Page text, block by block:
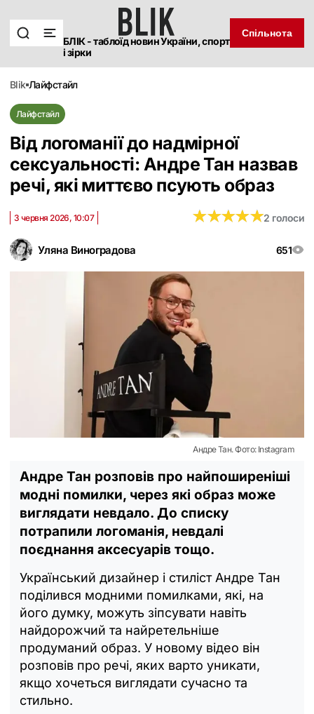
БЛІК - таблоїд новин України, спорт
і зірки
Спільнота
blik лайфстайл
Лайфстайл
Від логоманії до надмірної
сексуальності: Андре Тан назвав
речі, які миттєво псують образ
Уляна Виноградова 651
3 червня 2026, 10:07 ★★★★★
★★★★★2 голоси
Андре Тан. Фото: Instagram
Андре Тан розповів про найпоширеніші
модні помилки, через які образ може
виглядати невдало. До списку
потрапили логоманія, невдалі
поєднання аксесуарів тощо.
Український дизайнер і стиліст Андре Тан
поділився модними помилками, які, на
його думку, можуть зіпсувати навіть
найдорожчий та найретельніше
продуманий образ. У новому відео він
розповів про речі, яких варто уникати,
якщо хочеться виглядати сучасно та
стильно.